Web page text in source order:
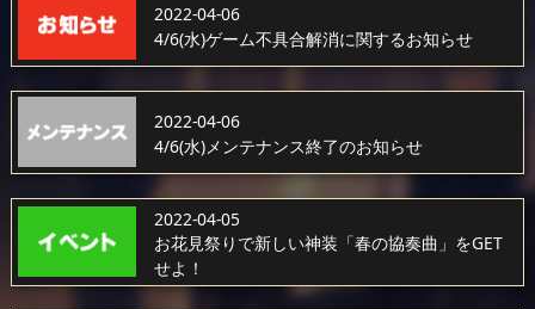
2022-04-06
4/6(水)ゲーム不具合解消に関するお知らせ
2022-04-06
4/6(水)メンテナンス終了のお知らせ
2022-04-05
お花見祭りで新しい神装「春の協奏曲」をGET
せよ！